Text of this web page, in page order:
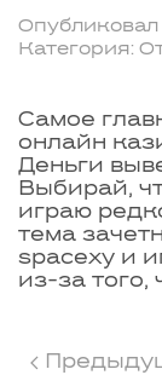
Опубликовал
Категория:
Самое
онлайн
Деньги
Выбирай,
играю
тема
spacexy и
из-за того,